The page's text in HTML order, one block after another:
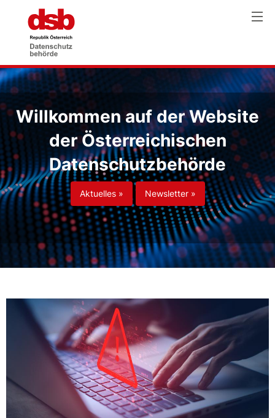
Willkommen auf der Website
der Österreichischen
Datenschutzbehörde
Aktuelles » Newsletter »